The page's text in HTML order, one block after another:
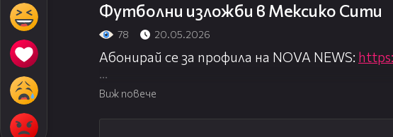
Футболни изложби в Мексико Сити
78 20.05.2026
Абонирай се за профила на NOVA NEWS:
Посети официалния сайт:
Гледай NOVA NEWS на живо:http://nova.bg/
Виж повече